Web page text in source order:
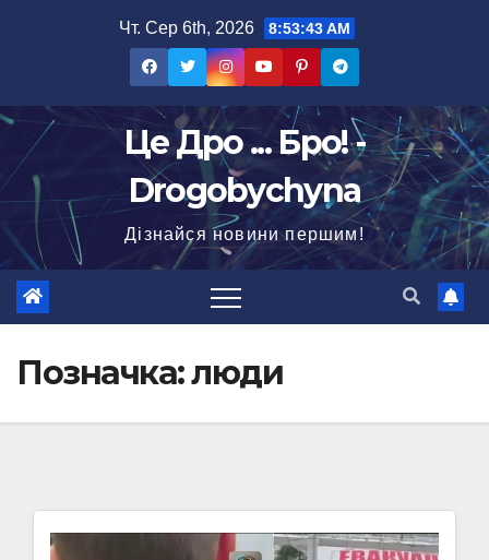
Чт. Сер 6th, 2026 8:53:45 AM
Це Дро ... Бро! -
Drogobychyna
Дізнайся новини першим!
Позначка:люди